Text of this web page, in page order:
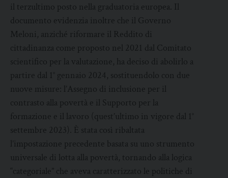
il terzultimo posto nella graduatoria europea. Il
documento evidenzia inoltre che il Governo
Meloni, anziché riformare il Reddito di
cittadinanza come proposto nel 2021 dal Comitato
scientifico per la valutazione, ha deciso di abolirlo a
partire dal 1° gennaio 2024, sostituendolo con due
nuove misure: l’Assegno di inclusione per il
contrasto alla povertà e il Supporto per la
formazione e il lavoro (quest’ultimo in vigore dal 1°
settembre 2023). È stata così ribaltata
l’impostazione precedente basata su uno strumento
universale di lotta alla povertà, tornando alla logica
“categoriale” che aveva caratterizzato le politiche di